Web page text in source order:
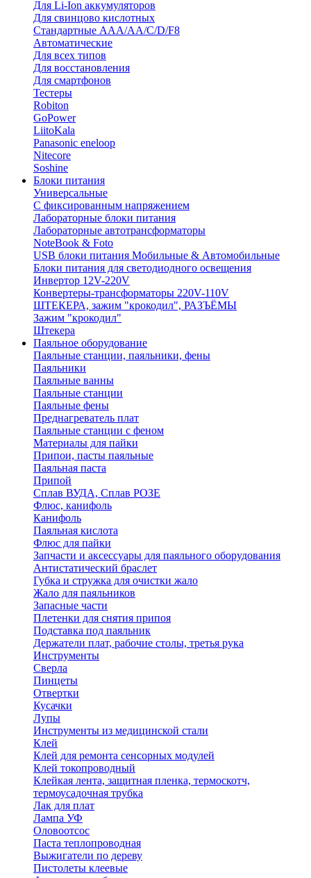
Для Li-Ion аккумуляторов
Для свинцово кислотных
Стандартные ААА/АА/С/D/F8
Автоматические
Для всех типов
Для восстановления
Для смартфонов
Тестеры
Robiton
GoPower
LiitoKala
Panasonic eneloop
Nitecore
Soshine
Блоки питания
Универсальные
C фиксированным напряжением
Лабораторные блоки питания
Лабораторные автотрансформаторы
NoteBook & Foto
USB блоки питания Мобильные & Автомобильные
Блоки питания для светодиодного освещения
Инвертор 12V-220V
Конвертеры-трансформаторы 220V-110V
ШТЕКЕРА, зажим "крокодил", РАЗЪЁМЫ
Зажим "крокодил"
Штекера
Паяльное оборудование
Паяльные станции, паяльники, фены
Паяльники
Паяльные ванны
Паяльные станции
Паяльные фены
Преднагреватель плат
Паяльные станции с феном
Материалы для пайки
Припои, пасты паяльные
Паяльная паста
Припой
Сплав ВУДА, Сплав РОЗЕ
Флюс, канифоль
Канифоль
Паяльная кислота
Флюс для пайки
Запчасти и аксессуары для паяльного оборудования
Антистатический браслет
Губка и стружка для очистки жало
Жало для паяльников
Запасные части
Плетенки для снятия припоя
Подставка под паяльник
Держатели плат, рабочие столы, третья рука
Инструменты
Сверла
Пинцеты
Отвертки
Кусачки
Лупы
Инструменты из медицинской стали
Клей
Клей для ремонта сенсорных модулей
Клей токопроводный
Клейкая лента, защитная пленка, термоскотч,
термоусадочная трубка
Лак для плат
Лампа УФ
Оловоотсос
Паста теплопроводная
Выжигатели по дереву
Пистолеты клеевые